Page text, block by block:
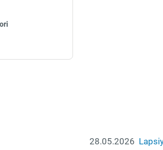
28.05.2026